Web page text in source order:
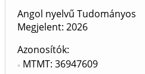
Angol nyelvű Tudományos
Megjelent: 2026
Azonosítók
MTMT: 36947609